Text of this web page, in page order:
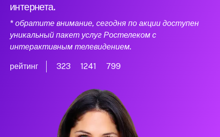
интернета.
* обратите внимание, сегодня по акции доступен
уникальный пакет услуг Ростелеком с
интерактивным телевидением.
рейтинг 323 1241 799